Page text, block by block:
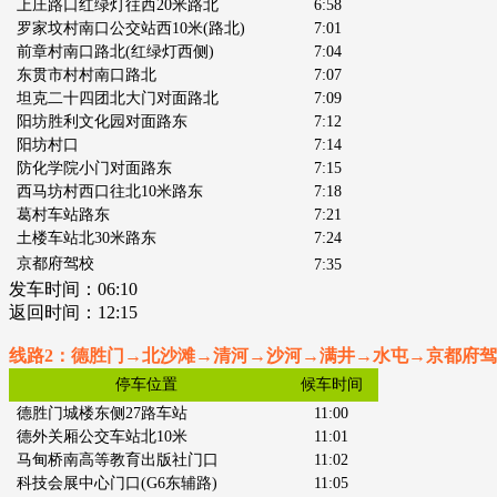
上庄路口红绿灯往西20米路北
6:58
罗家坟村南口公交站西10米(路北)
7:01
前章村南口路北(红绿灯西侧)
7:04
东贯市村村南口路北
7:07
坦克二十四团北大门对面路北
7:09
阳坊胜利文化园对面路东
7:12
阳坊村口
7:14
防化学院小门对面路东
7:15
西马坊村西口往北10米路东
7:18
葛村车站路东
7:21
土楼车站北30米路东
7:24
京都府驾校
7:35
发车时间： 06:10
返回时间：12:15
线路2：德胜门→北沙滩→清河→沙河→满井→水屯→京都府
停车位置
候车时间
德胜门城楼东侧27路车站
11:00
德外关厢公交车站北10米
11:01
马甸桥南高等教育出版社门口
11:02
科技会展中心门口(G6东辅路)
11:05